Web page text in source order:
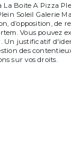
Boite A Pizza
Soleil Galerie
d’opposition, de
Vous pouvez
Un justificatif
des
sur vos droits.